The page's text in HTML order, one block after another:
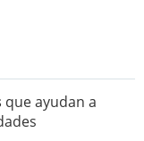
que ayudan a